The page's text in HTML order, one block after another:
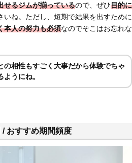
せるジムが揃っているので、ぜひ目的に
いね。ただし、短期で結果を出すために
本人の努力も必須なのでそこはお忘れな
の相性もすごく大事だから体験でちゃ
ようにね。
おすすめ期間頻度